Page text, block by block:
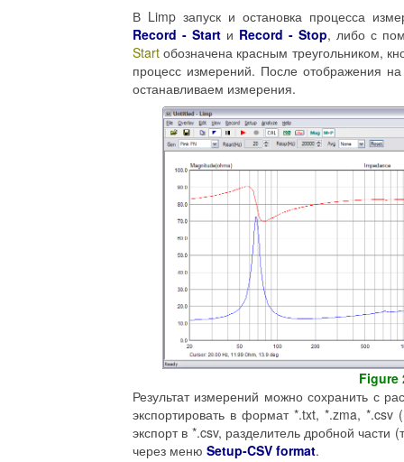
В Limp запуск и остановка процесса
Record - Start и Record - Stop, либо с
Start обозначена красным треугольником,
процесс измерений. После отображения
останавливаем измерения.
Figure
Результат измерений можно сохранить с
экспортировать в формат *.txt, *.zma, *.csv (
экспорт в *.csv, разделитель дробной
через меню Setup-CSV format.